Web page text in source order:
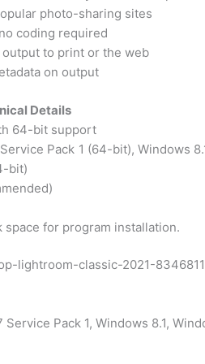
photo-sharing sites
coding required
to print or the web
on output
Details
64-bit support
Pack 1 (64-bit), Windows
bit)
space for program installation.
Pack 1, Windows 8.1,